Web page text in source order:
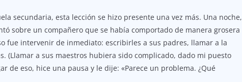
secundaria, esta lección se hizo presente una vez más. Una noche,
sobre un compañero que se había comportado de manera grosera
fue intervenir de inmediato: escribirles a sus padres, llamar a la
(Llamar a sus maestros hubiera sido complicado, dado mi puesto
de eso, hice una pausa y le dije: «Parece un problema. ¿Qué